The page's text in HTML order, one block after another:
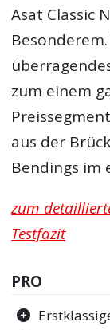
Asat Classic
zum einem
aus der
Bendings im
zum
Testfazit
PRO